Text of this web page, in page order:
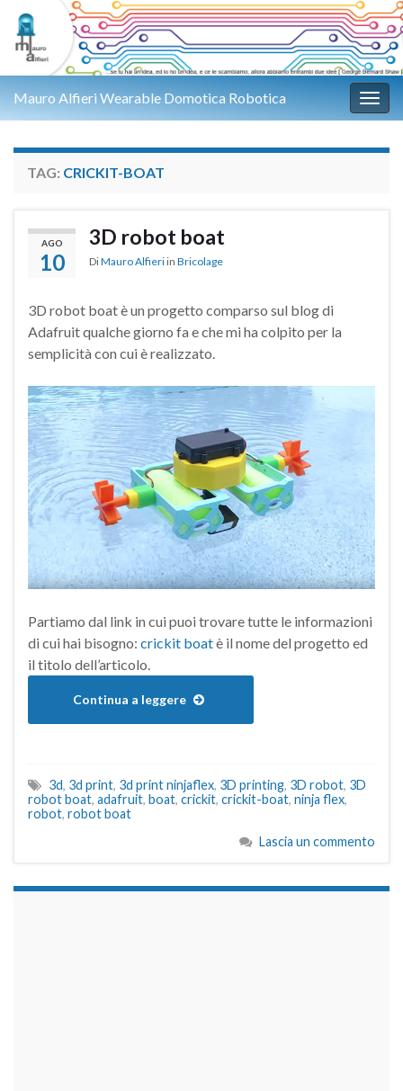
Mauro Alfieri Wearable Domotica Robotica
TAG: CRICKIT-BOAT
AGO
10
3D robot boat
DiMauro Alfieri in Bricolage
3D robot boat è un progetto comparso sul blog di
Adafruit qualche giorno fa e che mi ha colpito per la
semplicità con cui è realizzato.
Partiamo dal link in cui puoi trovare tutte le informazioni
di cui hai bisogno: crickit boatè il nome del progetto ed
il titolo dell’articolo.
Continua a leggere
3d, 3d print, 3d print ninjaflex, 3D printing, 3D robot, 3D
robot boat, adafruit, boat, crickit, crickit-boat, ninja flex,
robot, robot boat
Lascia un commento